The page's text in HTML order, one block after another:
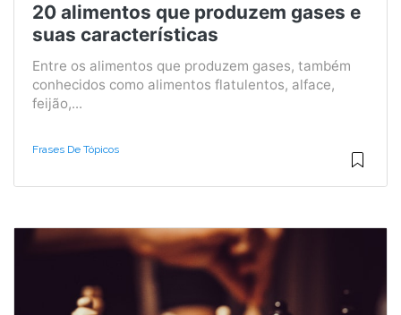
20 alimentos que produzem gases e
suas características
Entre os alimentos que produzem gases, também
conhecidos como alimentos flatulentos, alface,
feijão,...
Frases De Tópicos